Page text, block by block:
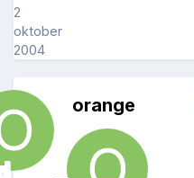
2
oktober
2004
orange